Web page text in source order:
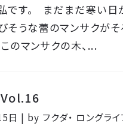
です。 まだまだ寒い日
そうな蕾のマンサクが
このマンサクの木、...
日 | by フクダ・ ロングライ